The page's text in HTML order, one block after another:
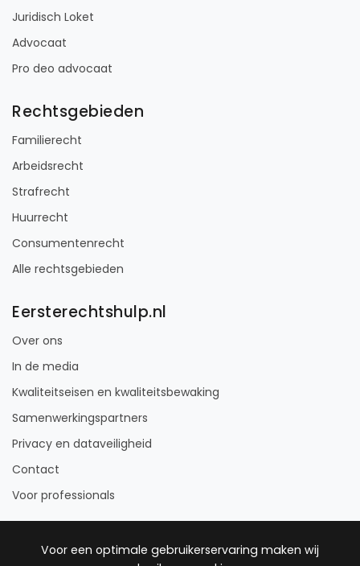
Juridisch Loket
Advocaat
Pro deo advocaat
Rechtsgebieden
Familierecht
Arbeidsrecht
Strafrecht
Huurrecht
Consumentenrecht
Alle rechtsgebieden
Eersterechtshulp.nl
Over ons
In de media
Kwaliteitseisen en kwaliteitsbewaking
Samenwerkingspartners
Privacy en dataveiligheid
Contact
Voor professionals
Voor een optimale gebruikerservaring maken wij